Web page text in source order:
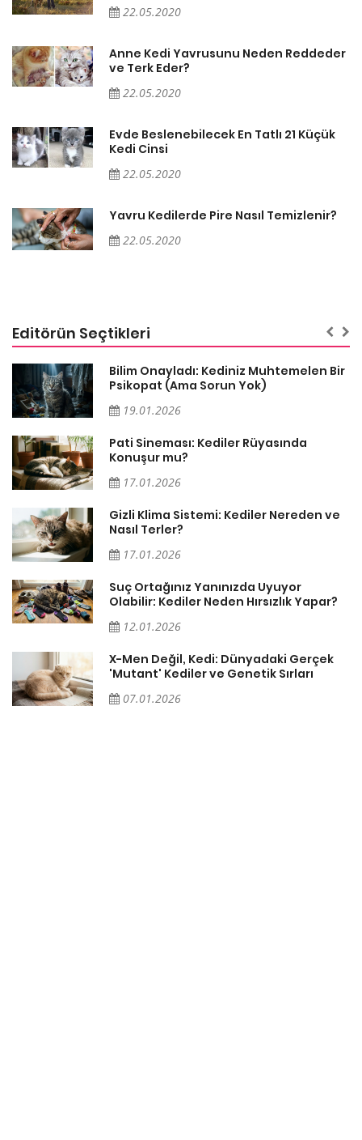
22.05.2020
Anne Kedi Yavrusunu Neden Reddeder
ve Terk Eder?
22.05.2020
Evde Beslenebilecek En Tatlı 21 Küçük
Kedi Cinsi
22.05.2020
Yavru Kedilerde Pire Nasıl Temizlenir?
22.05.2020
Editörün Seçtikleri
Bilim Onayladı: Kediniz Muhtemelen Bir
Psikopat (Ama Sorun Yok)
19.01.2026
Pati Sineması: Kediler Rüyasında
Konuşur mu?
17.01.2026
Gizli Klima Sistemi: Kediler Nereden ve
Nasıl Terler?
17.01.2026
Suç Ortağınız Yanınızda Uyuyor
Olabilir: Kediler Neden Hırsızlık Yapar?
12.01.2026
X-Men Değil, Kedi: Dünyadaki Gerçek
'Mutant' Kediler ve Genetik Sırları
07.01.2026